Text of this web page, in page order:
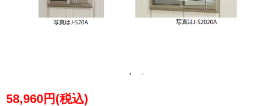
58,960円(税込)